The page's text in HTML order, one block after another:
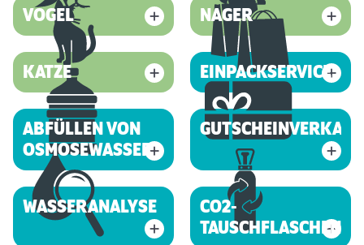
VOGEL NAGER
KATZE EINPACKSERVICE
ABFÜLLEN VON
OSMOSEWASSER
GUTSCHEINVERKAUF
WASSERANALYSE
CO2-
TAUSCHFLASCHEN